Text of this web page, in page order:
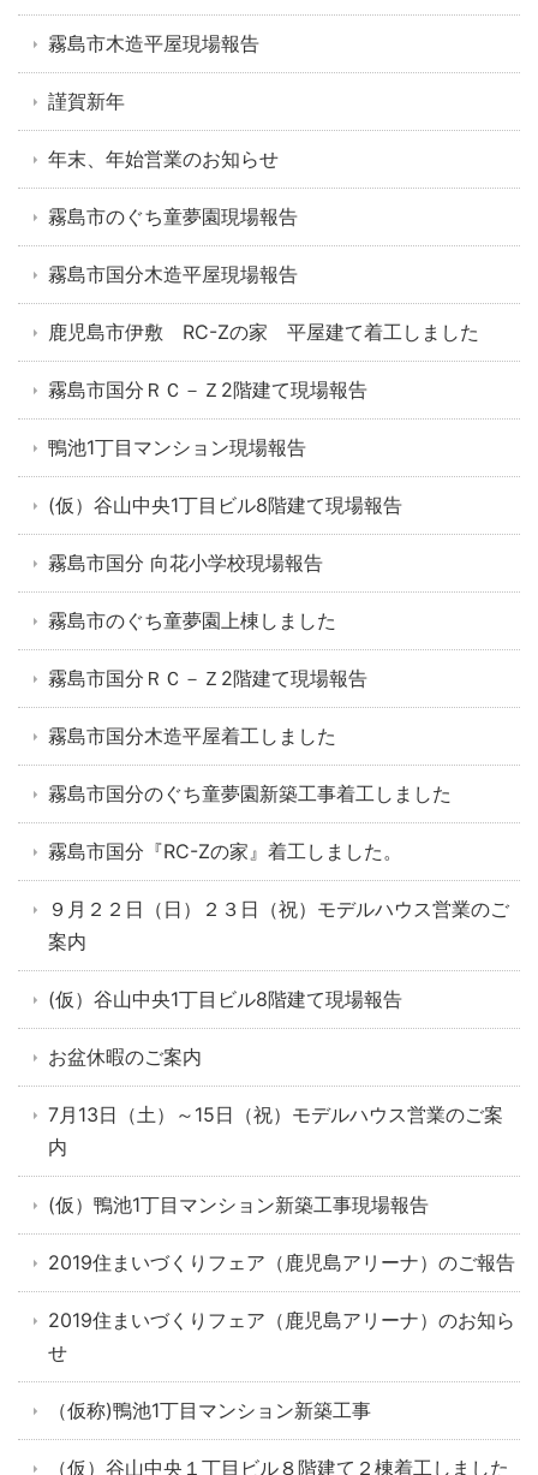
霧島市木造平屋現場報告
謹賀新年
年末、年始営業のお知らせ
霧島市のぐち童夢園現場報告
霧島市国分木造平屋現場報告
鹿児島市伊敷 RC-Zの家 平屋建て着工しました
霧島市国分ＲＣ－Ｚ2階建て現場報告
鴨池1丁目マンション現場報告
(仮）谷山中央1丁目ビル8階建て現場報告
霧島市国分 向花小学校現場報告
霧島市のぐち童夢園上棟しました
霧島市国分ＲＣ－Ｚ2階建て現場報告
霧島市国分木造平屋着工しました
霧島市国分のぐち童夢園新築工事着工しました
霧島市国分『RC-Zの家』着工しました。
９月２２日（日）２３日（祝）モデルハウス営業のご
案内
(仮）谷山中央1丁目ビル8階建て現場報告
お盆休暇のご案内
7月13日（土）～15日（祝）モデルハウス営業のご案
内
(仮）鴨池1丁目マンション新築工事現場報告
2019住まいづくりフェア（鹿児島アリーナ）のご報告
2019住まいづくりフェア（鹿児島アリーナ）のお知ら
せ
（仮称)鴨池1丁目マンション新築工事
（仮）谷山中央１丁目ビル８階建て２棟着工しました